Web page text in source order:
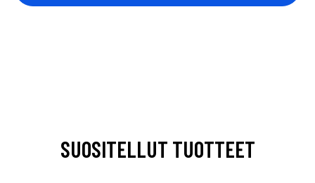
SUOSITELLUT TUOTTEET